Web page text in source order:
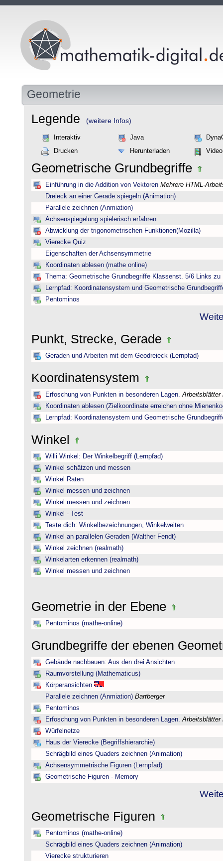
Geometrie
Legende (weitere Infos)
Interaktiv Java
Drucken
Herunterladen Video
Geometrische Grundbegriffe
Einführung in die Addition von Vektoren Mehrere HTML-
Dreieck an einer Gerade spiegeln (Animation)
Parallele zeichnen (Anmiation)
Achsenspiegelung spielerisch erfahren
Abwicklung der trigonometrischen Funktionen(Mozilla)
Vierecke Quiz
Eigenschaften der Achsensymmetrie
Koordinaten ablesen (mathe online)
Thema: Geometrische Grundbegriffe Klassenst. 5/6 Links
Lernpfad: Koordinatensystem und Geometrische
Pentominos
Punkt, Strecke, Gerade
Geraden und Arbeiten mit dem Geodreieck (Lernpfad)
Koordinatensystem
Erfoschung von Punkten in besonderen Lagen. Arbeitsblätter
Koordinaten ablesen (Zielkoordinate erreichen ohne
Lernpfad: Koordinatensystem und Geometrische
Winkel
Willi Winkel: Der Winkelbegriff (Lernpfad)
Winkel schätzen und messen
Winkel Raten
Winkel messen und zeichnen
Winkel messen und zeichnen
Winkel - Test
Teste dich: Winkelbezeichnungen, Winkelweiten
Winkel an parallelen Geraden (Walther Fendt)
Winkel zeichnen (realmath)
Winkelarten erkennen (realmath)
Winkel messen und zeichnen
Geometrie in der Ebene
Pentominos (mathe-online)
Grundbegriffe der ebenen
Gebäude nachbauen: Aus den drei Ansichten
Raumvorstellung (Mathematicus)
Körperansichten
Parallele zeichnen (Anmiation) Bartberger
Pentominos
Erfoschung von Punkten in besonderen Lagen. Arbeitsblätter
Würfelnetze
Haus der Vierecke (Begriffshierarchie)
Schrägbild eines Quaders zeichnen (Animation)
Achsensymmetrische Figuren (Lernpfad)
Geometrische Figuren - Memory
Geometrische Figuren
Pentominos (mathe-online)
Schrägbild eines Quaders zeichnen (Animation)
Vierecke strukturieren